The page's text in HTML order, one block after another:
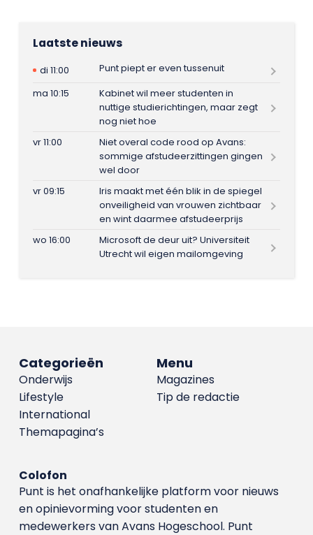
Laatste nieuws
di 11:00
Punt piept er even tussenuit
ma 10:15
Kabinet wil meer studenten in
nuttige studierichtingen, maar zegt
nog niet hoe
vr 11:00
Niet overal code rood op Avans:
sommige afstudeerzittingen gingen
wel door
vr 09:15
Iris maakt met één blik in de spiegel
onveiligheid van vrouwen zichtbaar
en wint daarmee afstudeerprijs
wo 16:00
Microsoft de deur uit? Universiteit
Utrecht wil eigen mailomgeving
Menu
Magazines
Tip de redactie
Categorieën
Onderwijs
Lifestyle
International
Themapagina’s
Colofon
Punt is het onafhankelijke platform voor nieuws
en opinievorming voor studenten en
medewerkers van Avans Hoge­school. Punt